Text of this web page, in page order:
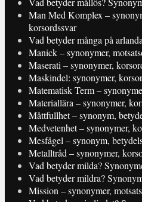
Man Med Komplex –
korsordssvar
Vad betyder många på
Manick – synonymer,
Maserati – synonymer,
Maskindel: synonymer,
Matematisk Term –
Materiallära – synonymer,
Måttfullhet – synonym,
Medvetenhet – synonymer,
Mesfågel – synonym,
Metalltråd – synonymer,
Vad betyder milda?
Vad betyder mildra?
Mission – synonymer,